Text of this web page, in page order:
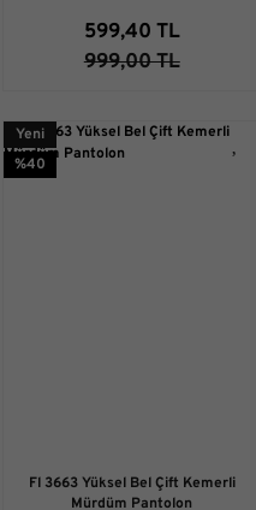
599,40 TL
999,00 TL
Yeni
%40
Fl 3663 Yüksel Bel Çift Kemerli
Mürdüm Pantolon